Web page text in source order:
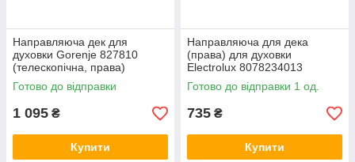
Направляюча дек для
духовки Gorenje 827810
(телескопічна, права)
Готово до відправки
1 095 ₴
Купити
Направляюча для дека
(права) для духовки
Electrolux 8078234013
Готово до відправки 1 од.
735 ₴
Купити